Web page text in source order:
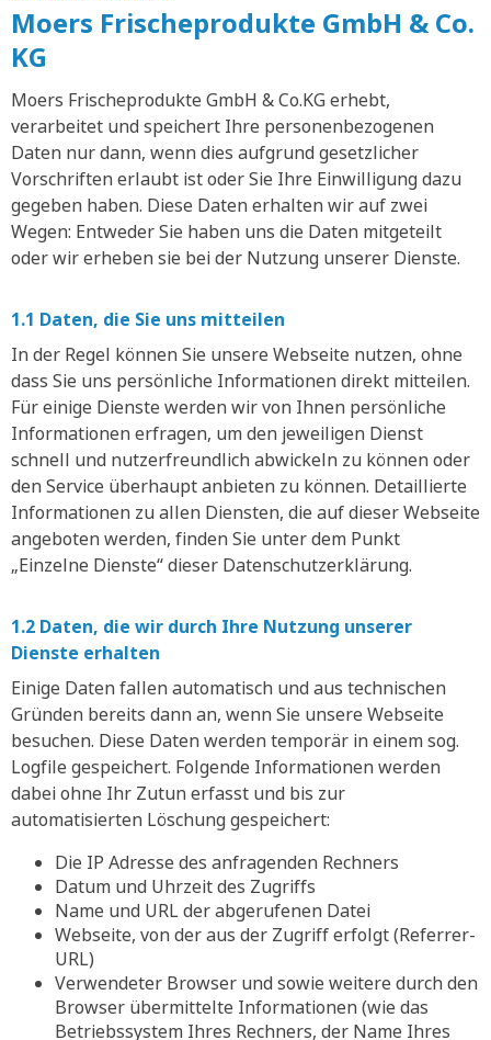
Moers Frischeprodukte GmbH & Co.
KG
Moers Frischeprodukte GmbH & Co.KG erhebt,
verarbeitet und speichert Ihre personenbezogenen
Daten nur dann, wenn dies aufgrund gesetzlicher
Vorschriften erlaubt ist oder Sie Ihre Einwilligung dazu
gegeben haben. Diese Daten erhalten wir auf zwei
Wegen: Entweder Sie haben uns die Daten mitgeteilt
oder wir erheben sie bei der Nutzung unserer Dienste.
1.1 Daten, die Sie uns mitteilen
In der Regel können Sie unsere Webseite nutzen, ohne
dass Sie uns persönliche Informationen direkt mitteilen.
Für einige Dienste werden wir von Ihnen persönliche
Informationen erfragen, um den jeweiligen Dienst
schnell und nutzerfreundlich abwickeln zu können oder
den Service überhaupt anbieten zu können. Detaillierte
Informationen zu allen Diensten, die auf dieser Webseite
angeboten werden, finden Sie unter dem Punkt
„Einzelne Dienste“ dieser Datenschutzerklärung.
1.2 Daten, die wir durch Ihre Nutzung unserer
Dienste erhalten
Einige Daten fallen automatisch und aus technischen
Gründen bereits dann an, wenn Sie unsere Webseite
besuchen. Diese Daten werden temporär in einem sog.
Logfile gespeichert. Folgende Informationen werden
dabei ohne Ihr Zutun erfasst und bis zur
automatisierten Löschung gespeichert:
Die IP Adresse des anfragenden Rechners
Datum und Uhrzeit des Zugriffs
Name und URL der abgerufenen Datei
Webseite, von der aus der Zugriff erfolgt (Referrer-
URL)
Verwendeter Browser und sowie weitere durch den
Browser übermittelte Informationen (wie das
Betriebssystem Ihres Rechners, der Name Ihres